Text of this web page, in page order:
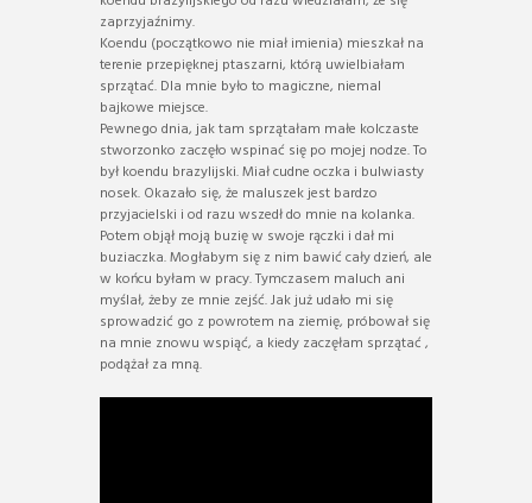
zaprzyjaźnimy.
Koendu (początkowo nie miał imienia) mieszkał na
terenie przepięknej ptaszarni, którą uwielbiałam
sprzątać. Dla mnie było to magiczne, niemal
bajkowe miejsce.
Pewnego dnia, jak tam sprzątałam małe kolczaste
stworzonko zaczęło wspinać się po mojej nodze. To
był koendu brazylijski. Miał cudne oczka i bulwiasty
nosek. Okazało się, że maluszek jest bardzo
przyjacielski i od razu wszedł do mnie na kolanka.
Potem objął moją buzię w swoje rączki i dał mi
buziaczka. Mogłabym się z nim bawić cały dzień, ale
w końcu byłam w pracy. Tymczasem maluch ani
myślał, żeby ze mnie zejść. Jak już udało mi się
sprowadzić go z powrotem na ziemię, próbował się
na mnie znowu wspiąć, a kiedy zaczęłam sprzątać ,
podążał za mną.